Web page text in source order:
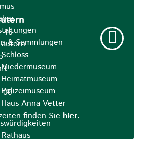
& Sammlungen
Schloss
Miedermuseum
Heimatmuseum
Polizeimuseum
Haus Anna Vetter
Rathaus
46
00
finden Sie hier.